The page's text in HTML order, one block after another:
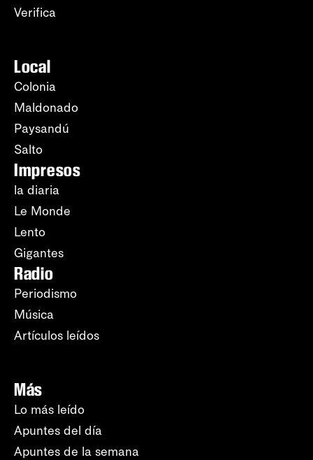
Verifica
Local
Colonia
Maldonado
Paysandú
Salto
Impresos
la diaria
Le Monde
Lento
Gigantes
Radio
Periodismo
Música
Artículos leídos
Más
Lo más leído
Apuntes del día
Apuntes de la semana